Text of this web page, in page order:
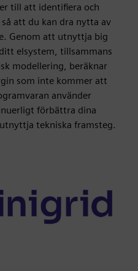
till att identifiera och
att du kan dra nytta av
Genom att utnyttja big
elsystem, tillsammans
modellering, beräknar
som inte kommer att
använder
förbättra dina
tekniska framsteg.